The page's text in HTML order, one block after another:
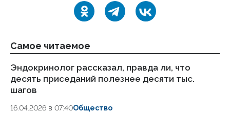
Самое читаемое
Эндокринолог рассказал, правда ли, что
десять приседаний полезнее десяти тыс.
шагов
16.04.2026 в 07:40Общество